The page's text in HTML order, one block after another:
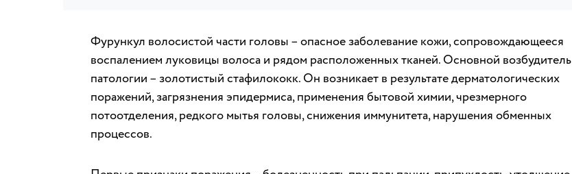
Фурункул волосистой части головы – опасное заболевание кожи, сопровождающееся
воспалением луковицы волоса и рядом расположенных тканей. Основной возбудитель
патологии – золотистый стафилококк. Он возникает в результате дерматологических
поражений, загрязнения эпидермиса, применения бытовой химии, чрезмерного
потоотделения, редкого мытья головы, снижения иммунитета, нарушения обменных
процессов.